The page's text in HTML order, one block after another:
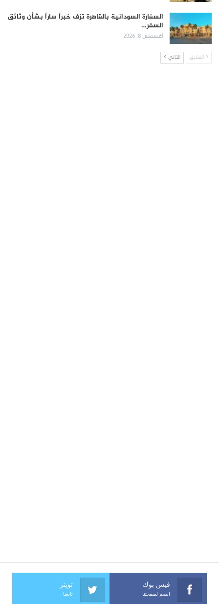
السفارة السودانية بالقاهرة تزف خبراً ساراً بشأن وثائق
السفر…
أغسطس 8, 2026
السابق التالي
فيس بوك
انضم لصفحتنا
تويتر
تابعنا